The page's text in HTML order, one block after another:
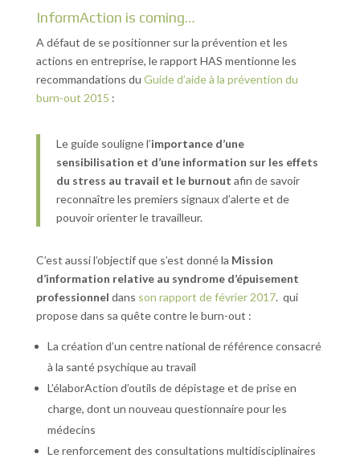
InformAction is coming…
A défaut de se positionner sur la prévention et les
actions en entreprise, le rapport HAS mentionne les
recommandations du Guide d’aide à la prévention du
burn-out 2015 :
Le guide souligne l’importance d’une
sensibilisation et d’une information sur les effets
du stress au travail et le burnout afin de savoir
reconnaître les premiers signaux d’alerte et de
pouvoir orienter le travailleur.
C’est aussi l’objectif que s’est donné la Mission
d’information relative au syndrome d’épuisement
professionnel dans son rapport de février 2017. qui
propose dans sa quête contre le burn-out :
La création d’un centre national de référence consacré
à la santé psychique au travail
L’élaborAction d’outils de dépistage et de prise en
charge, dont un nouveau questionnaire pour les
médecins
Le renforcement des consultations multidisciplinaires